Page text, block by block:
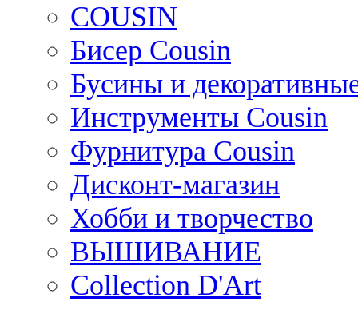
COUSIN
Бисер Cousin
Бусины и
Инструменты Cousin
Фурнитура Cousin
Дисконт-магазин
Хобби и творчество
ВЫШИВАНИЕ
Collection D'Art